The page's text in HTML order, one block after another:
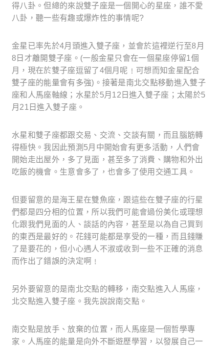
得八卦。但總的來說雙子座是一個開心的星座，誰不愛
八卦，聽一些有趣或爆炸性的事情呢?
金星已率先於4月頭進入雙子座， 並會於這裡逆行至8月
8 日才離開雙子座。 (一般金星只會在一個星座停留1個
月，現在於雙子座逗留了4個月呢﹗可想而知金星配合
雙子座的能量會有多強) 。接著是南北交點移動進入雙子
座和人馬座軸線；水星於5月 12 日進入雙子座；太陽於5
月 21 日進入雙子座。
水星和雙子座都跟交易、交流、交談有關，而且腦筋轉
得極快。我因此預測 5月中開始會有更多活動，人們會
開始走出屋外，多了見面，甚至多了消費、購物和外出
吃飯的機會。生意會多了，也會多了使用交通工具。
但要留意的是海王星在雙魚座，跟這些在雙子座的行星
們都是四分相的位置，所以我們可能會過份美化或理想
化跟我們見面的人、談話的內容，甚至是以為自己買到
的東西是最好的。花錢可能都是享受的一種，而且錢賺
了是要花的，但小心遇人不淑或收到一些不正確的消息
而作出了錯誤的決定啊﹗
另外要留意的是南北交點的轉移，南交點進入人馬座，
北交點進入雙子座。我先說說南交點。
南交點是放手、放棄的位置，而人馬座是一個哲學專
家。人馬座的能量是向外不斷遊歷學習，以發展自己一